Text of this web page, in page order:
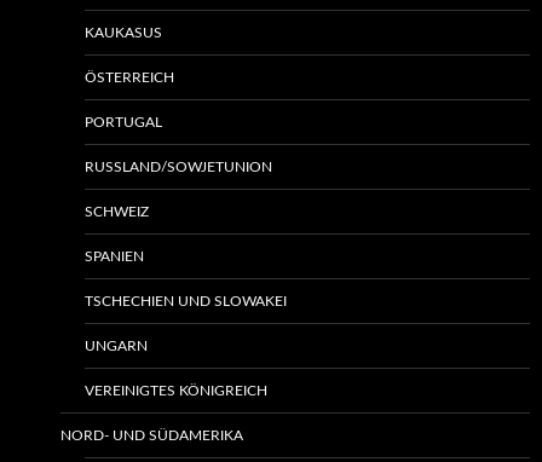
KAUKASUS
ÖSTERREICH
PORTUGAL
RUSSLAND/SOWJETUNION
SCHWEIZ
SPANIEN
TSCHECHIEN UND SLOWAKEI
UNGARN
VEREINIGTES KÖNIGREICH
NORD- UND SÜDAMERIKA